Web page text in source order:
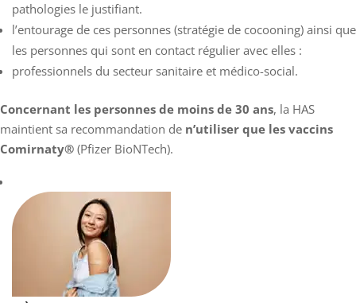
pathologies le justifiant.
l’entourage de ces personnes (stratégie de cocooning) ainsi que
les personnes qui sont en contact régulier avec elles :
professionnels du secteur sanitaire et médico-social.
Concernant les personnes de moins de 30 ans, la HAS
maintient sa recommandation de n’utiliser que les vaccins
Comirnaty® (Pfizer BioNTech).